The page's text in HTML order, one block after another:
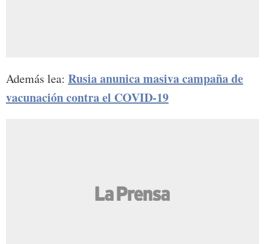
Además lea: Rusia anunica masiva campaña de
vacunación contra el COVID-19